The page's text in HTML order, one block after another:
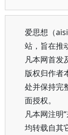
爱思想（
站，旨在推
凡本网首发
版权归作者
处并保持完
面授权。
凡本网注明
均转载自其